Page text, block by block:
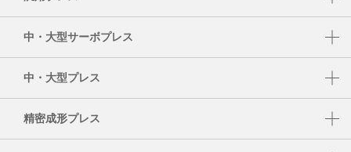
DSF-C1-A
DSF-N2-4000A
DSF-N2
NC2-E
NS1
NS2
中・大型サーボプレス
DSF-T
DSF-P
中・大型プレス
S1-E
精密成形プレス